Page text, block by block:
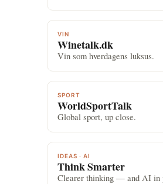
VIN
Winetalk.dk
Vin som hverdagens luksus.
SPORT
WorldSportTalk
Global sport, up close.
IDEAS · AI
Think Smarter
Clearer thinking — and AI in